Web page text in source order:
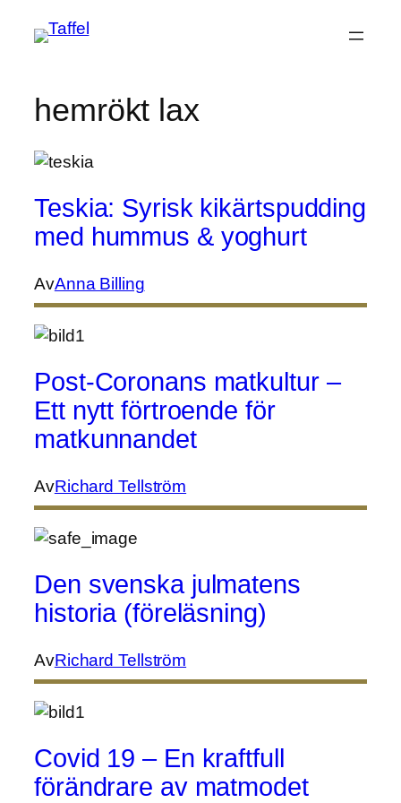
hemrökt lax
Teskia: Syrisk kikärtspudding
med hummus & yoghurt
AvAnna Billing
Post-Coronans matkultur –
Ett nytt förtroende för
matkunnandet
AvRichard Tellström
Den svenska julmatens
historia (föreläsning)
AvRichard Tellström
Covid 19 – En kraftfull
förändrare av matmodet